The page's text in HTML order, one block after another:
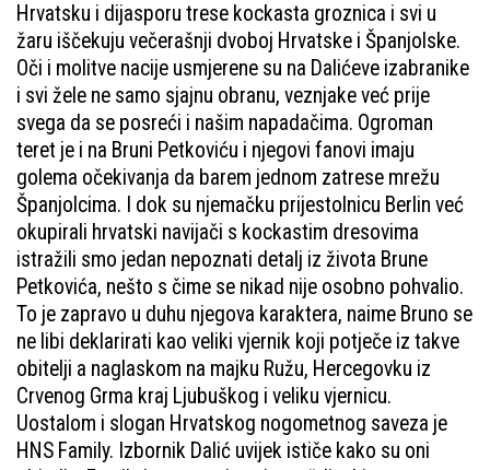
Hrvatsku i dijasporu trese kockasta groznica i svi u
žaru iščekuju večerašnji dvoboj Hrvatske i Španjolske.
Oči i molitve nacije usmjerene su na Dalićeve izabranike
i svi žele ne samo sjajnu obranu, veznjake već prije
svega da se posreći i našim napadačima. Ogroman
teret je i na Bruni Petkoviću i njegovi fanovi imaju
golema očekivanja da barem jednom zatrese mrežu
Španjolcima. I dok su njemačku prijestolnicu Berlin već
okupirali hrvatski navijači s kockastim dresovima
istražili smo jedan nepoznati detalj iz života Brune
Petkovića, nešto s čime se nikad nije osobno pohvalio.
To je zapravo u duhu njegova karaktera, naime Bruno se
ne libi deklarirati kao veliki vjernik koji potječe iz takve
obitelji a naglaskom na majku Ružu, Hercegovku iz
Crvenog Grma kraj Ljubuškog i veliku vjernicu.
Uostalom i slogan Hrvatskog nogometnog saveza je
HNS Family. Izbornik Dalić uvijek ističe kako su oni